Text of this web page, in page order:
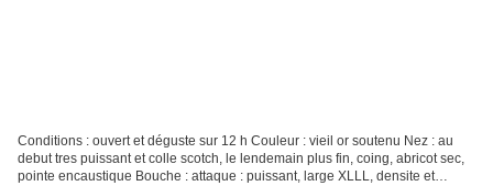
Conditions : ouvert et déguste sur 12 h Couleur : vieil or soutenu Nez : au
debut tres puissant et colle scotch, le lendemain plus fin, coing, abricot sec,
pointe encaustique Bouche : attaque : puissant, large XLLL, densite et